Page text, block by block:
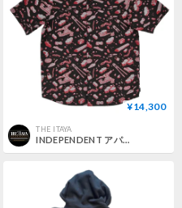
¥14,300
THE ITAYA
INDEPENDENT アパレル シャツ 半袖 インディペンデント Under The Bridge Pattern Independent Mens Shirt (Tar/Red)